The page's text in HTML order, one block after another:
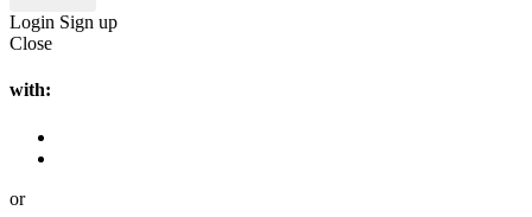
Login Sign up
Close
with:
or